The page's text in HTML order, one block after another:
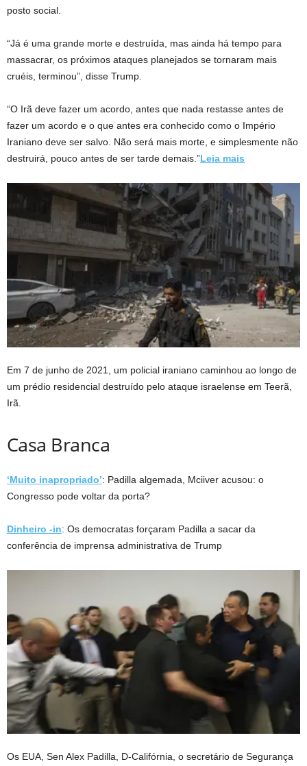
posto social.
“Já é uma grande morte e destruída, mas ainda há tempo para
massacrar, os próximos ataques planejados se tornaram mais
cruéis, terminou”, disse Trump.
“O Irã deve fazer um acordo, antes que nada restasse antes de
fazer um acordo e o que antes era conhecido como o Império
Iraniano deve ser salvo. Não será mais morte, e simplesmente não
destruirá, pouco antes de ser tarde demais.”Leia mais
Em 7 de junho de 2021, um policial iraniano caminhou ao longo de
um prédio residencial destruído pelo ataque israelense em Teerã,
Irã.
Casa Branca
‘Muito inapropriado’: Padilla algemada, Mciiver acusou: o
Congresso pode voltar da porta?
Dinheiro -in: Os democratas forçaram Padilla a sacar da
conferência de imprensa administrativa de Trump
Os EUA, Sen Alex Padilla, D-Califórnia, o secretário de Segurança